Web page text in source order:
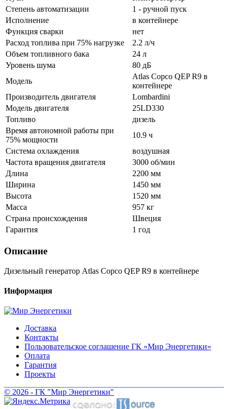
Степень автоматизации
1 - ручной пуск
Исполнение
в контейнере
Функция сварки
нет
Расход топлива при 75% нагрузке
2.2 л/ч
Объем топливного бака
24 л
Уровень шума
80 дБ
Модель
Atlas Copco QEP R9 в
контейнере
Производитель двигателя
Lombardini
Модель двигателя
25LD330
Топливо
дизель
Время автономной работы при
75% мощности
10.9 ч
Система охлаждения
воздушная
Частота вращения двигателя
3000 об/мин
Длина
2200 мм
Ширина
1450 мм
Высота
1520 мм
Масса
957 кг
Страна происхождения
Швеция
Гарантия
1 год
Описание
Дизельный генератор Atlas Copco QEP R9 в контейнере
Информация
Доставка
Контакты
Пользовательское соглашение ГК «Мир Энергетики»
Оплата
Гарантия
Проекты
© 2026 - ГК "Мир Энергетики"